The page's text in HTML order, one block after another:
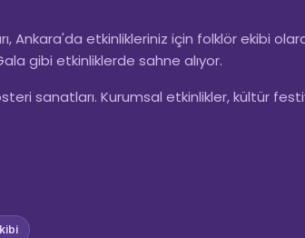
Ankara'da etkinlikleriniz için folklör ekibi
gibi etkinliklerde sahne alıyor.
sanatları. Kurumsal etkinlikler, kültür